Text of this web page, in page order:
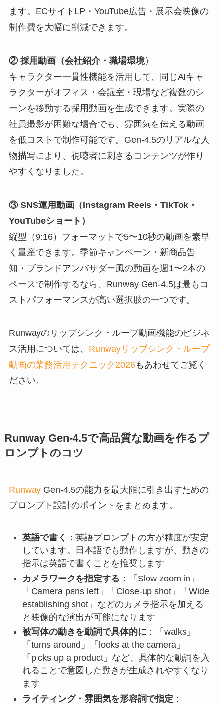
ます。ECサイトLP・YouTube広告・展示会映像の
制作費を大幅に削減できます。
② 採用動画（会社紹介・職場環境）
キャラクター一貫性機能を活用して、同じAIキャ
ラクターがオフィス・会議室・現場など複数のシ
ーンを移動する採用動画を生成できます。実際の
社員撮影が困難な場合でも、雰囲気を伝える動画
を低コストで制作可能です。Gen-4.5のリアルな人
物描写により、視聴者に刺さるコンテンツが作り
やすくなりました。
③ SNS運用動画（Instagram Reels・TikTok・
YouTubeショート）
縦型（9:16）フォーマットで5〜10秒の動画を素早
く量産できます。季節キャンペーン・新商品告
知・ブランドアンバサダー風の動画を週1〜2本の
ペースで制作するなら、Runway Gen-4.5は最もコ
ストパフォーマンスが高い選択肢の一つです。
Runwayのリップシンク・ループ動画機能のビジネ
ス活用については、 Runwayリップシンク・ループ
動画の業務活用テクニック2026もあわせてご覧く
ださい。
Runway Gen-4.5で高品質な動画を作るプ
ロンプトのコツ
RunwayGen-4.5の能力を最大限に引き出すための
プロンプト設計のポイントをまとめます。
英語で書く
：英語プロンプトの方が精度が安定
しています。日本語でも動作しますが、動きの
指示は英語で書くことを推奨します
カメラワークを指定する ：「Slow zoom in」
「Camera pans left」「Close-up shot」「Wide
establishing shot」などのカメラ指示を加える
と映像的な演出が可能になります
被写体の動きを動詞で具体的に ：「walks」
「turns around」「looks at the camera」
「picks up a product」など、具体的な動詞を入
れることで意図した動きが生成されやすくなり
ます
ライティング・雰囲気を形容詞で指定 ：